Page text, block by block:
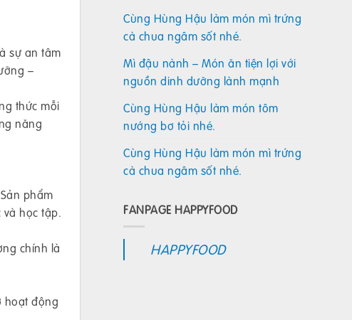
sự an tâm
–
thức mỗi
năng
phẩm
học tập.
chính là
hoạt động
Cùng Hùng Hậu làm món mì trứng
cà chua ngâm sốt nhé.
Mì đậu nành – Món ăn tiện lợi với
nguồn dinh dưỡng lành mạnh
Cùng Hùng Hậu làm món tôm
nướng bơ tỏi nhé.
Cùng Hùng Hậu làm món mì trứng
cà chua ngâm sốt nhé.
FANPAGE HAPPYFOOD
HAPPYFOOD